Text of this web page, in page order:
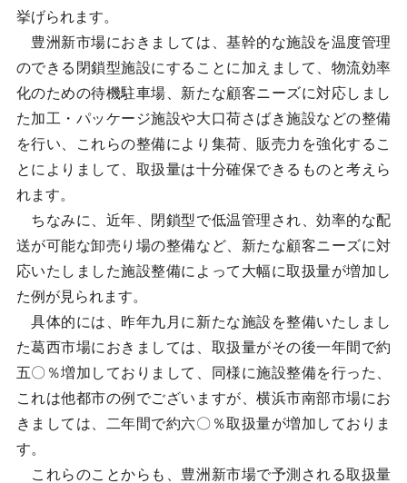
挙げられます。
豊洲新市場におきましては、基幹的な施設を温度管理
のできる閉鎖型施設にすることに加えまして、物流効率
化のための待機駐車場、新たな顧客ニーズに対応しまし
た加工・パッケージ施設や大口荷さばき施設などの整備
を行い、これらの整備により集荷、販売力を強化するこ
とによりまして、取扱量は十分確保できるものと考えら
れます。
ちなみに、近年、閉鎖型で低温管理され、効率的な配
送が可能な卸売り場の整備など、新たな顧客ニーズに対
応いたしました施設整備によって大幅に取扱量が増加し
た例が見られます。
具体的には、昨年九月に新たな施設を整備いたしまし
た葛西市場におきましては、取扱量がその後一年間で約
五〇％増加しておりまして、同様に施設整備を行った、
これは他都市の例でございますが、横浜市南部市場にお
きましては、二年間で約六〇％取扱量が増加しておりま
す。
これらのことからも、豊洲新市場で予測される取扱量